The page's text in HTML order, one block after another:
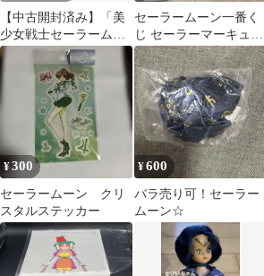
【中古開封済み】「美
少女戦士セーラームー
ン」ホビーセル セー
ラームーン
セーラームーン一番く
じ セーラーマーキュリ
ー クリアファイル ア
クリルスタンド
¥300
セーラームーン クリ
スタルステッカー
¥600
バラ売り可！セーラー
ムーン☆